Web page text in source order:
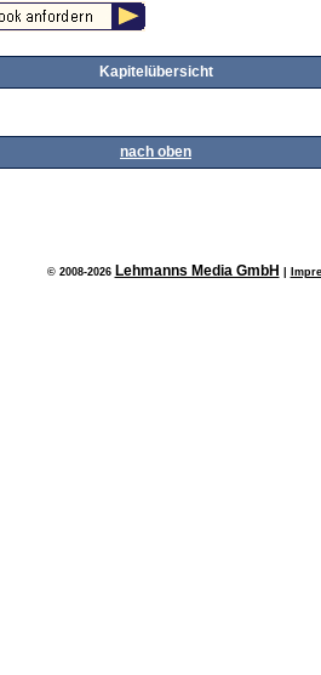
Kapitelübersicht
nach oben
© 2008-2026 Lehmanns Media GmbH